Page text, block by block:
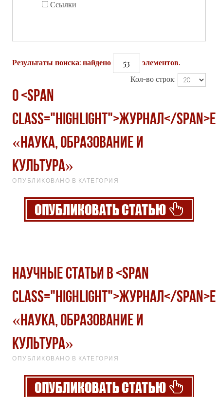
Ссылки
Результаты поиска: найдено 53
элементов.
Кол-во строк:
О <span
class="highlight">журнал</span>е
«Наука, образование и
культура»
ОПУБЛИКОВАНО В КАТЕГОРИЯ
Научные статьи в <span
class="highlight">журнал</span>е
«Наука, образование и
культура»
ОПУБЛИКОВАНО В КАТЕГОРИЯ